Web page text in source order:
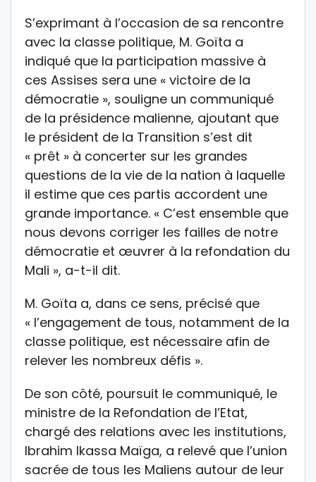
S’exprimant à l’occasion de sa rencontre
avec la classe politique, M. Goïta a
indiqué que la participation massive à
ces Assises sera une « victoire de la
démocratie », souligne un communiqué
de la présidence malienne, ajoutant que
le président de la Transition s’est dit
« prêt » à concerter sur les grandes
questions de la vie de la nation à laquelle
il estime que ces partis accordent une
grande importance. « C’est ensemble que
nous devons corriger les failles de notre
démocratie et œuvrer à la refondation du
Mali », a-t-il dit.
M. Goïta a, dans ce sens, précisé que
« l’engagement de tous, notamment de la
classe politique, est nécessaire afin de
relever les nombreux défis ».
De son côté, poursuit le communiqué, le
ministre de la Refondation de l’Etat,
chargé des relations avec les institutions,
Ibrahim Ikassa Maïga, a relevé que l’union
sacrée de tous les Maliens autour de leur